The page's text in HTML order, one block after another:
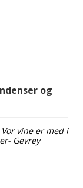
og
vine er med i
Gevrey